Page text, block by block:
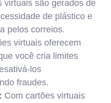
virtuais são gerados de
de plástico e
pelos correios.
virtuais oferecem
você cria limites
los
fraudes.
Com cartões virtuais